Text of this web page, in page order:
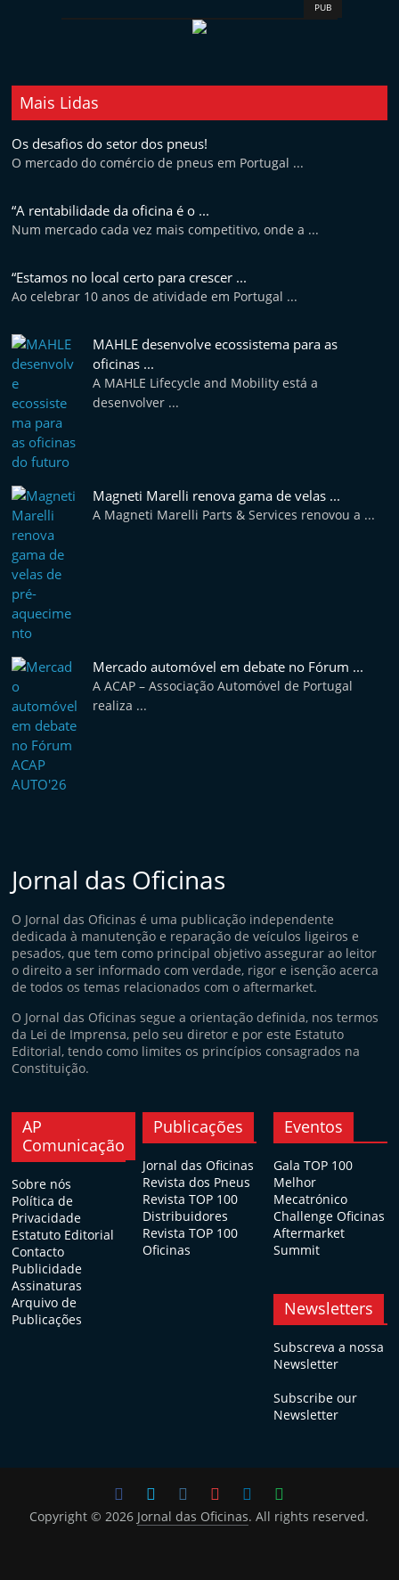
r
k
e
A
t
o
ó
v
e
P
o
l
PUB
Mais Lidas
Os desafios do setor dos pneus!
O mercado do comércio de pneus em Portugal ...
“A rentabilidade da oficina é o ...
Num mercado cada vez mais competitivo, onde a ...
“Estamos no local certo para crescer ...
Ao celebrar 10 anos de atividade em Portugal ...
MAHLE desenvolve ecossistema para as
oficinas ...
A MAHLE Lifecycle and Mobility está a
desenvolver ...
Magneti Marelli renova gama de velas ...
A Magneti Marelli Parts & Services renovou a ...
Mercado automóvel em debate no Fórum ...
A ACAP – Associação Automóvel de Portugal
realiza ...
Jornal das Oficinas
O Jornal das Oficinas é uma publicação independente
dedicada à manutenção e reparação de veículos ligeiros e
pesados, que tem como principal objetivo assegurar ao leitor
o direito a ser informado com verdade, rigor e isenção acerca
de todos os temas relacionados com o aftermarket.
O Jornal das Oficinas segue a orientação definida, nos termos
da Lei de Imprensa, pelo seu diretor e por este Estatuto
Editorial, tendo como limites os princípios consagrados na
Constituição.
AP
Comunicação
Sobre nós
Política de
Privacidade
Estatuto Editorial
Contacto
Publicidade
Assinaturas
Arquivo de
Publicações
Publicações
Jornal das Oficinas
Revista dos Pneus
Revista TOP 100
Distribuidores
Revista TOP 100
Oficinas
Eventos
Gala TOP 100
Melhor
Mecatrónico
Challenge Oficinas
Aftermarket
Summit
Newsletters
Subscreva a nossa
Newsletter
Subscribe our
Newsletter
Copyright © 2026 Jornal das Oficinas. All rights reserved.